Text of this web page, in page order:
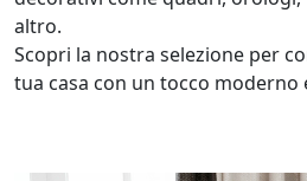
altro.
Scopri la nostra selezione per
tua casa con un tocco moderno